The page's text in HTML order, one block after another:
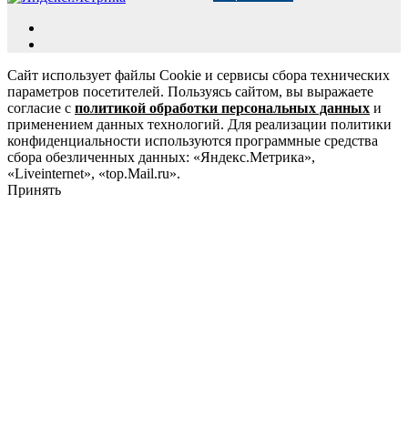
Сайт использует файлы Cookie и сервисы сбора технических
параметров посетителей. Пользуясь сайтом, вы выражаете
согласие с политикой обработки персональных данных и
применением данных технологий. Для реализации политики
конфиденциальности используются программные средства
сбора обезличенных данных: «Яндекс.Метрика»,
«Liveinternet», «top.Mail.ru».
Принять